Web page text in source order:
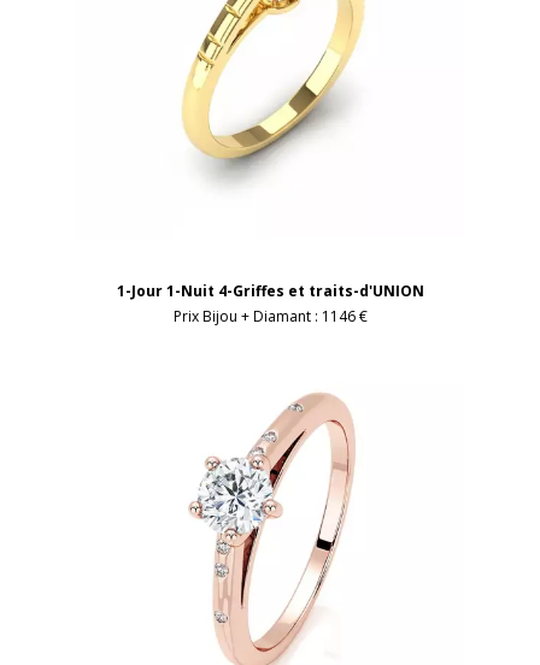
1-Jour 1-Nuit 4-Griffes et traits-d'UNION
Prix Bijou + Diamant : 1146 €